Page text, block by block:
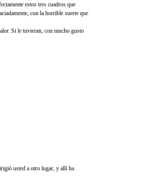
estos tres cuadros que
con la horrible suerte que
Si le tuvieran, con mucho gusto
usted a otro lugar, y allí ha